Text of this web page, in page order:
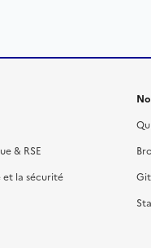
& RSE
la sécurité